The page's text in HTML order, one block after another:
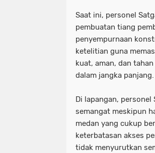
Saat ini, personel
pembuatan tiang
penyempurnaan
ketelitian guna
kuat, aman, dan
dalam jangka panjang.
Di lapangan,
semangat meskipun
medan yang cukup
keterbatasan akses
tidak menyurutkan